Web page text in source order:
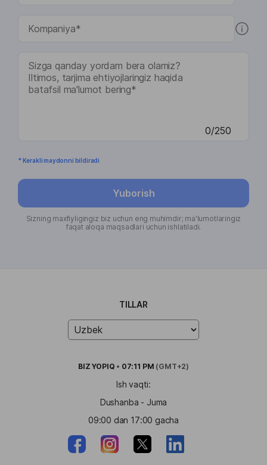
0/250
* Kerakli maydonni bildiradi
Yuborish
Sizning maxfiyligingiz biz uchun eng muhimdir; ma'lumotlaringiz
faqat aloqa maqsadlari uchun ishlatiladi.
TILLAR
BIZYOPIQ • 07:11 PM (GMT+2)
Ish vaqti:
Dushanba - Juma
09:00 dan 17:00 gacha